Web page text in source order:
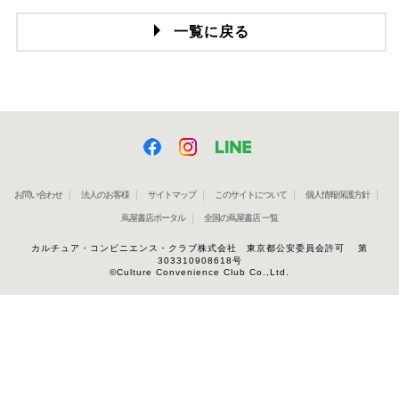
一覧に戻る
お問い合わせ 法人のお客様 サイトマップ このサイトについて 個人情報保護方針
蔦屋書店ポータル 全国の蔦屋書店 一覧
カルチュア・コンビニエンス・クラブ株式会社 東京都公安委員会許可 第
303310908618号
©Culture Convenience Club Co.,Ltd.